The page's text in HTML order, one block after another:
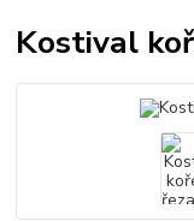
Kostival